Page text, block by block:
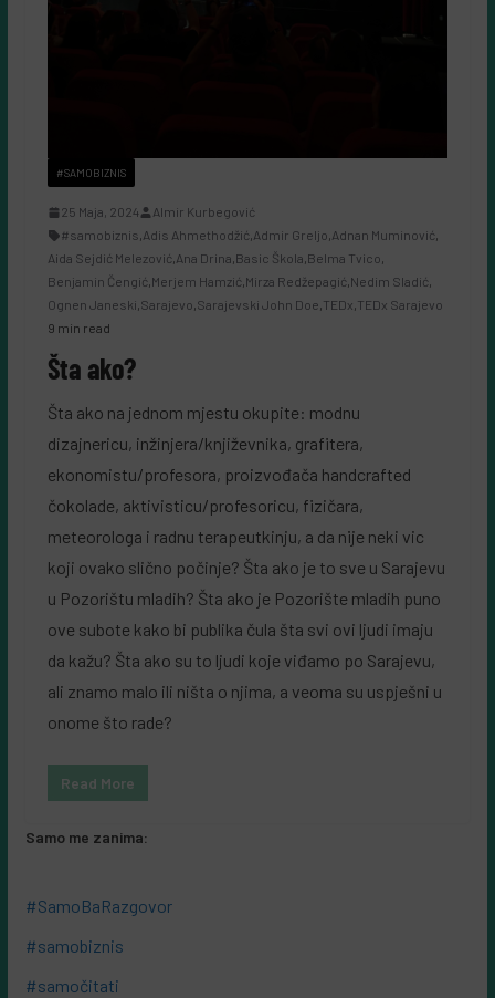
#SAMOBIZNIS
25 Maja, 2024
Almir Kurbegović
#samobiznis,Adis Ahmethodžić,Admir Greljo,Adnan Muminović,
Aida Sejdić Melezović,Ana Drina,Basic Škola,Belma Tvico,
Benjamin Čengić,Merjem Hamzić,Mirza Redžepagić,Nedim Sladić,
Ognen Janeski,Sarajevo,Sarajevski John Doe,TEDx,TEDx Sarajevo
9 min read
Šta ako?
Šta ako na jednom mjestu okupite: modnu
dizajnericu, inžinjera/književnika, grafitera,
ekonomistu/profesora, proizvođača handcrafted
čokolade, aktivisticu/profesoricu, fizičara,
meteorologa i radnu terapeutkinju, a da nije neki vic
koji ovako slično počinje? Šta ako je to sve u Sarajevu
u Pozorištu mladih? Šta ako je Pozorište mladih puno
ove subote kako bi publika čula šta svi ovi ljudi imaju
da kažu? Šta ako su to ljudi koje viđamo po Sarajevu,
ali znamo malo ili ništa o njima, a veoma su uspješni u
onome što rade?
Read More
Samo me zanima:
#SamoBaRazgovor
#samobiznis
#samočitati